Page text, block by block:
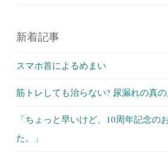
新着記事
スマホ首によるめまい
筋トレしても治らない? 尿漏れの真
「ちょっと早いけど、10周年記念の
た。」